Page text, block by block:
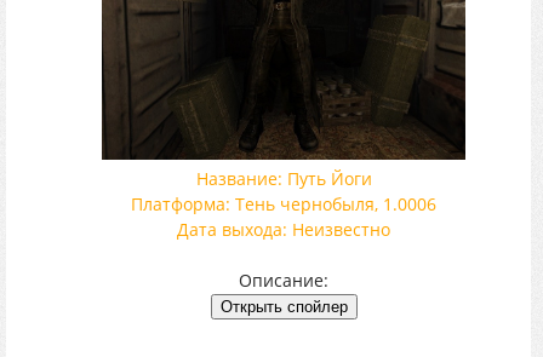
Название: Путь Йоги
Платформа: Тень чернобыля, 1.0006
Дата выхода: Неизвестно
Описание: